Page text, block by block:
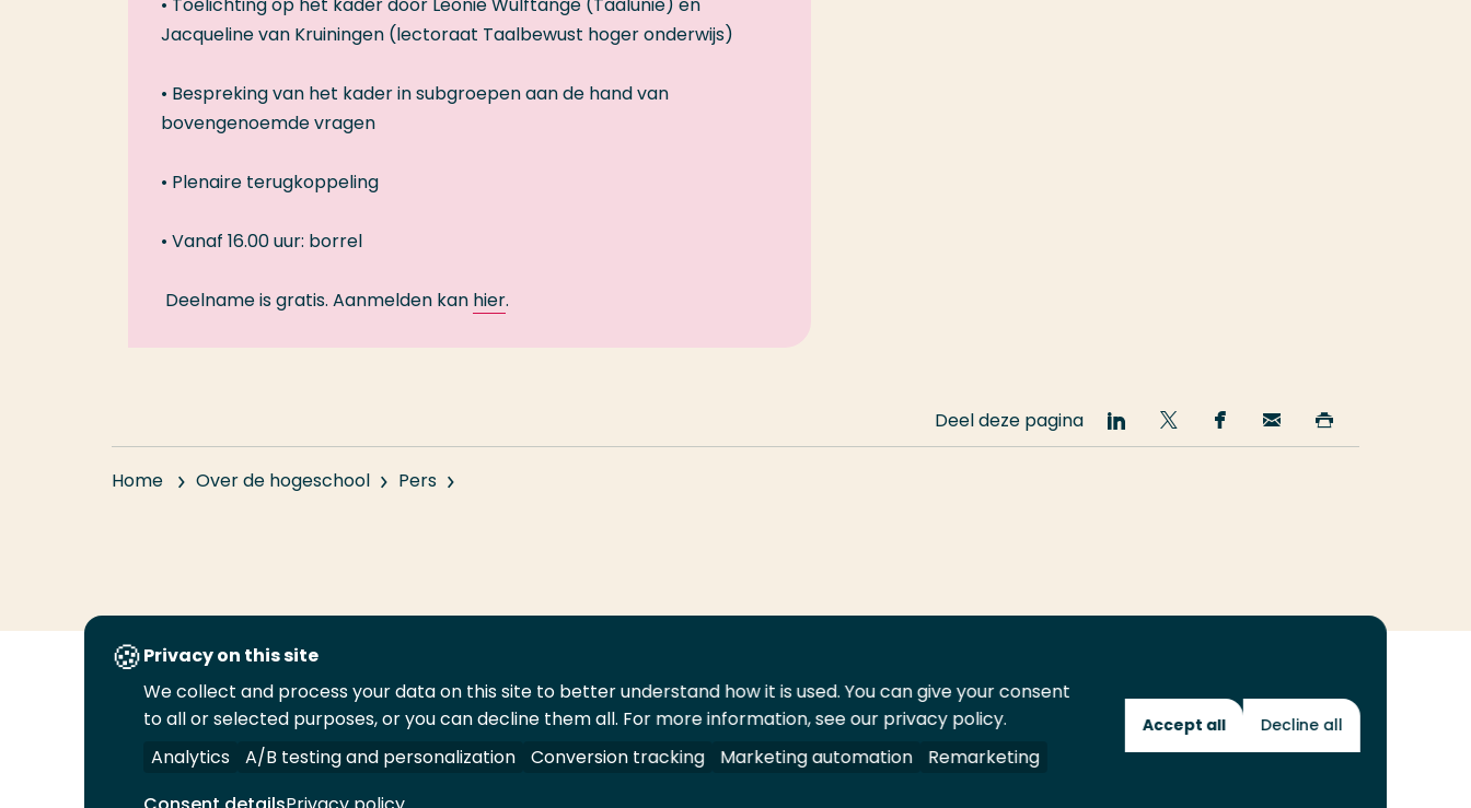
Jacqueline van Kruiningen (lectoraat Taalbewust hoger onderwijs)
• Bespreking van het kader in subgroepen aan de hand van
bovengenoemde vragen
• Plenaire terugkoppeling
• Vanaf 16.00 uur: borrel
Deelname is gratis. Aanmelden kan hier.
Home Over de hogeschool Pers
Deel deze pagina
Deel
op
Deel
op
Deel
op
Email
deze deze
Volg
ons
op
Volg
ons
op
Volg
ons
op
Volg
ons
op
Juridisch Security A-Z Index Contact Leveranciers Toekomstmakers
© 2026 Hogeschool Rotterdam. Alle rechten voorbehouden.
Privacy on this site
We collect and process your data on this site to better understand how it is used. You can give your consent
to all or selected purposes, or you can decline them all. For more information, see our privacy policy.
Analytics
A/B testing and personalization Conversion tracking Marketing automation Remarketing
Accept all Decline all